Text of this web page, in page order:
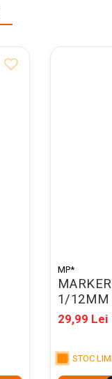
MP*
1/12MM
29,99 Lei
STOC